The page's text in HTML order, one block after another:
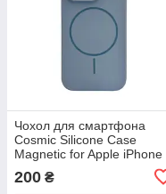
Чохол для смартфона
Cosmic Silicone Case
Magnetic for Apple iPhone
13 Pro 5,Lilac (SilMag13P-
5) Ліловий
200 ₴